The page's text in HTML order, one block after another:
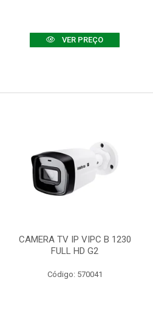
VER PREÇO
CAMERA TV IP VIPC B 1230
FULL HD G2
Código: 570041